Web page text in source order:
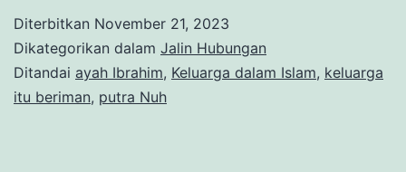
Diterbitkan November 21, 2023
Dikategorikan dalam Jalin Hubungan
Ditandai ayah Ibrahim, Keluarga dalam Islam, keluarga
itu beriman, putra Nuh